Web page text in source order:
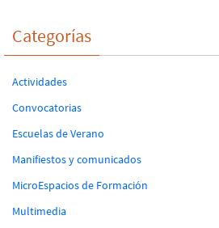
Categorías
Actividades
Convocatorias
Escuelas de Verano
Manifiestos y comunicados
MicroEspacios de Formación
Multimedia